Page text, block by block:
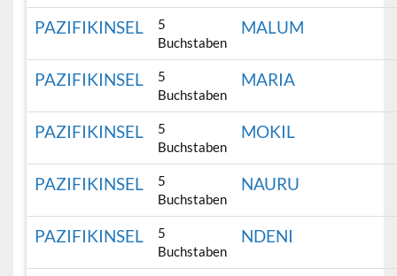
PAZIFIKINSEL
5
Buchstaben
MALUM
PAZIFIKINSEL
5
Buchstaben
MARIA
PAZIFIKINSEL
5
Buchstaben
MOKIL
PAZIFIKINSEL
5
Buchstaben
NAURU
PAZIFIKINSEL
5
Buchstaben
NDENI